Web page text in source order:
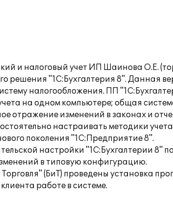
и налоговый учет ИП Шаинова О.Е.
решения "1С:Бухгалтерия 8". Данная
налогообложения. ПП
на одном компьютере; общая
отражение изменений в законах и
настраивать методики
поколения "1С:Предприятие 8".
настройки "1С:Бухгалтерии 8"
в типовую конфигурацию.
(БиТ) проведены установка
работе в системе.